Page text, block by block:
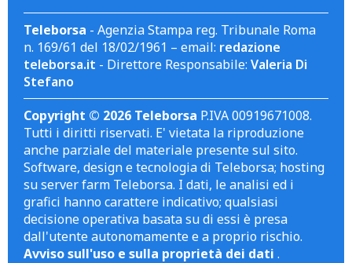
Teleborsa - Agenzia Stampa reg. Tribunale Roma
n. 169/61 del 18/02/1961 – email: redazione
teleborsa.it - Direttore Responsabile: Valeria Di
Stefano
Copyright © 2026 Teleborsa P.IVA 00919671008.
Tutti i diritti riservati. E' vietata la riproduzione
anche parziale del materiale presente sul sito.
Software, design e tecnologia di Teleborsa; hosting
su server farm Teleborsa. I dati, le analisi ed i
grafici hanno carattere indicativo; qualsiasi
decisione operativa basata su di essi è presa
dall'utente autonomamente e a proprio rischio.
Avviso sull'uso e sulla proprietà dei dati .